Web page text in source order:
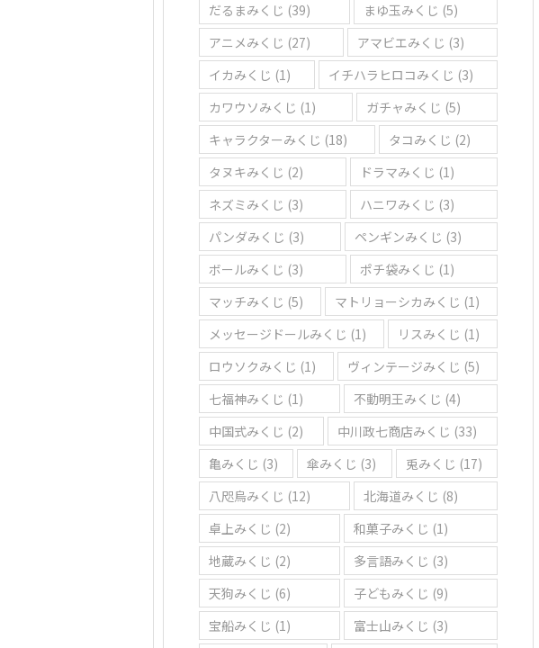
だるまみくじ (39) まゆ玉みくじ (5)
アニメみくじ (27) アマビエみくじ (3)
イカみくじ (1) イチハラヒロコみくじ (3)
カワウソみくじ (1) ガチャみくじ (5)
キャラクターみくじ (18) タコみくじ (2)
タヌキみくじ (2) ドラマみくじ (1)
ネズミみくじ (3) ハニワみくじ (3)
パンダみくじ (3) ペンギンみくじ (3)
ボールみくじ (3) ポチ袋みくじ (1)
マッチみくじ (5) マトリョーシカみくじ (1)
メッセージドールみくじ (1) リスみくじ (1)
ロウソクみくじ (1) ヴィンテージみくじ (5)
七福神みくじ (1) 不動明王みくじ (4)
中国式みくじ (2) 中川政七商店みくじ (33)
亀みくじ (3) 傘みくじ (3) 兎みくじ (17)
八咫烏みくじ (12) 北海道みくじ (8)
卓上みくじ (2) 和菓子みくじ (1)
地蔵みくじ (2) 多言語みくじ (3)
天狗みくじ (6) 子どもみくじ (9)
宝船みくじ (1) 富士山みくじ (3)